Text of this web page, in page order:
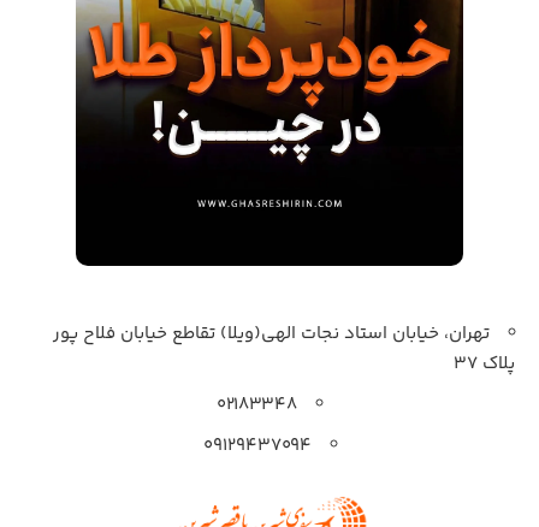
تهران، خیابان استاد نجات الهی(ویلا) تقاطع خیابان فلاح پور
پلاک 37
۰۲۱۸۳۳۴۸
۰۹۱۲۹۴۳۷۰۹۴